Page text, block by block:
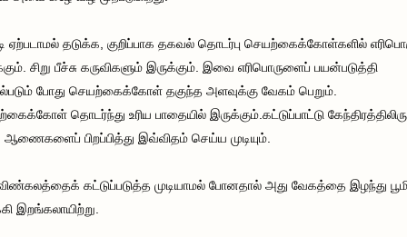
ஏற்படாமல் தடுக்க, குறிப்பாக தகவல் தொடர்பு செயற்கைக்கோள்களில்
சிறு பீச்சு கருவிகளும் இருக்கும். இவை எரிபொருளைப் பயன்படுத்தி
போது செயற்கைக்கோள் தகுந்த அளவுக்கு வேகம் பெறும்.
தொடர்ந்து உரிய பாதையில் இருக்கும்.கட்டுப்பாட்டு
பிறப்பித்து இவ்விதம் செய்ய முடியும்.
கட்டுப்படுத்த முடியாமல் போனதால் அது வேகத்தை இழந்து
இறங்கலாயிற்று.